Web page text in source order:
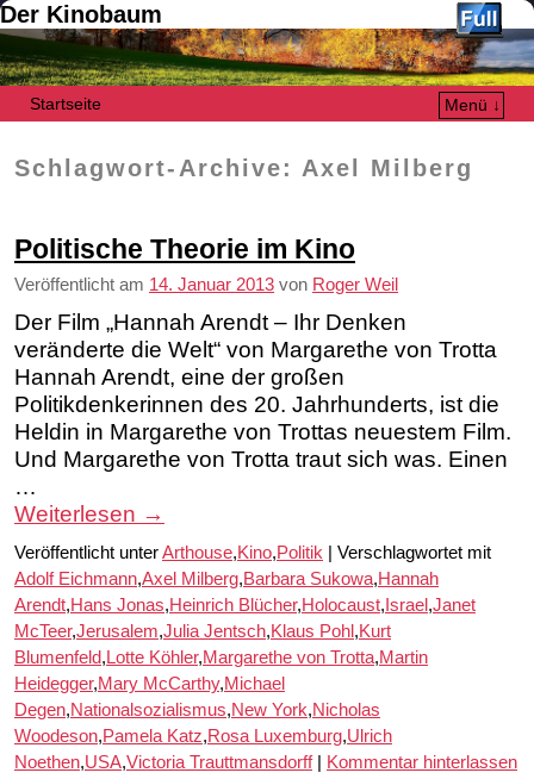
Der Kinobaum
Startseite
Menü ↓
Schlagwort-Archive: Axel Milberg
Politische Theorie im Kino
Veröffentlicht am 14. Januar 2013 von Roger Weil
Der Film „Hannah Arendt – Ihr Denken
veränderte die Welt“ von Margarethe von Trotta
Hannah Arendt, eine der großen
Politikdenkerinnen des 20. Jahrhunderts, ist die
Heldin in Margarethe von Trottas neuestem Film.
Und Margarethe von Trotta traut sich was. Einen
…
Weiterlesen →
Veröffentlicht unterArthouse,Kino,Politik
Verschlagwortet mit
Adolf Eichmann,Axel Milberg,Barbara Sukowa,Hannah
Arendt,Hans Jonas,Heinrich Blücher,Holocaust, Israel ,Janet
McTeer,Jerusalem,Julia Jentsch,Klaus Pohl ,Kurt
Blumenfeld, Lotte Köhler,Margarethe von Trotta,Martin
Heidegger,Mary McCarthy,Michael
Degen,Nationalsozialismus,New York,Nicholas
Woodeson,Pamela Katz,Rosa Luxemburg,Ulrich
Noethen,USA,Victoria Trauttmansdorff Kommentar hinterlassen